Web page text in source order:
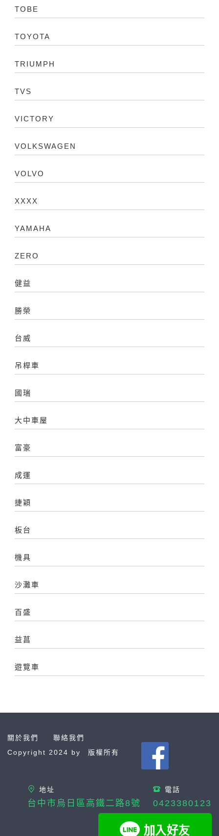
TOBE
TOYOTA
TRIUMPH
TVS
VICTORY
VOLKSWAGEN
VOLVO
XXXX
YAMAHA
ZERO
健益
勝榮
台威
吊桿車
國瑞
大中車屋
富豪
成運
捷穎
板台
機具
沙灘車
百盛
益菖
遊覽車
關於我們
聯絡我們
Copyright 2024 by
版權所有
地址
台中市烏日區高鐵二路8號
電話
0423380123